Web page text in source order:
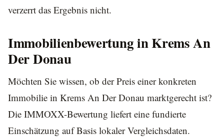
verzerrt das Ergebnis nicht.
Immobilienbewertung in Krems An
Der Donau
Möchten Sie wissen, ob der Preis einer konkreten
Immobilie in Krems An Der Donau marktgerecht ist?
Die IMMOXX-Bewertung liefert eine fundierte
Einschätzung auf Basis lokaler Vergleichsdaten.